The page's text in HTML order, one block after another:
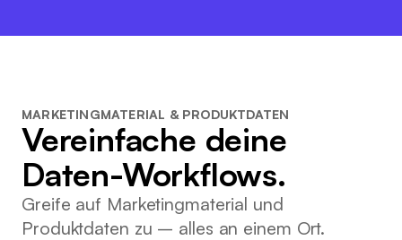
MARKETINGMATERIAL & PRODUKTDATEN
Vereinfache deine
Daten-Workflows.
Greife auf Marketingmaterial und
Produktdaten zu – alles an einem Ort.